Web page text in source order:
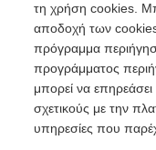
τη χρήση cookies.
αποδοχή των
πρόγραμμα
προγράμματος
μπορεί να
σχετικούς με την
υπηρεσίες που